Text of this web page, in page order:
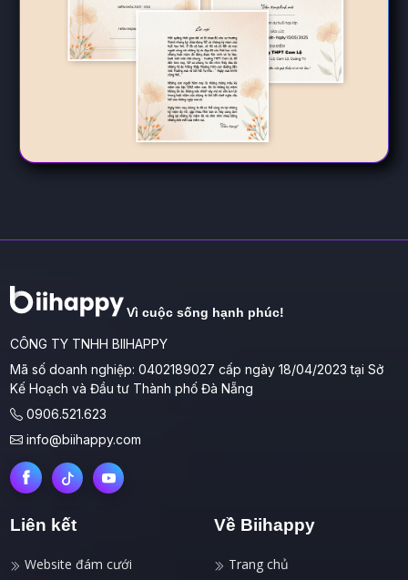
Vì cuộc sống hạnh phúc!
CÔNG TY TNHH BIIHAPPY
Mã số doanh nghiệp: 0402189027 cấp ngày 18/04/2023 tại Sở
Kế Hoạch và Đầu tư Thành phố Đà Nẵng
0906.521.623
info@biihappy.com
Liên kết
Website đám cưới
Về Biihappy
Trang chủ